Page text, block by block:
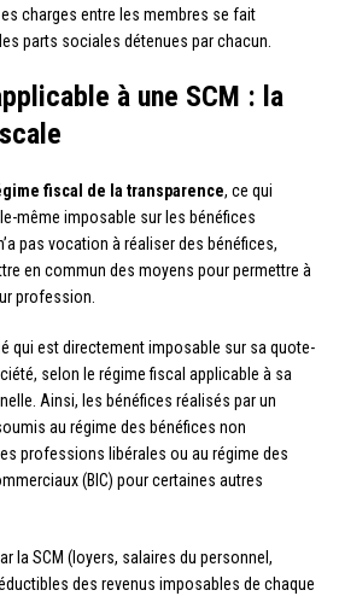
charges entre les membres se fait
parts sociales détenues par chacun.
à une SCM : la
fiscal de la transparence, ce qui
même imposable sur les bénéfices
pas vocation à réaliser des bénéfices,
en commun des moyens pour permettre à
profession.
qui est directement imposable sur sa quote-
selon le régime fiscal applicable à sa
Ainsi, les bénéfices réalisés par un
au régime des bénéfices non
professions libérales ou au régime des
(BIC) pour certaines autres
la SCM (loyers, salaires du personnel,
des revenus imposables de chaque